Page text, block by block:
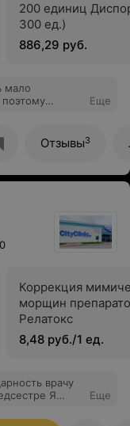
200 единиц
300 ед.)
886,29 руб.
мало
мне
некоторые
Еще
Отзывы3
Коррекция
морщин
Релатокс
8,48 руб./1 ед.
врачу
Я
Еще